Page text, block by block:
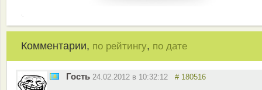
Комментарии, по рейтингу, по дате
Гость 24.02.2012 в 10:32:12 # 180516